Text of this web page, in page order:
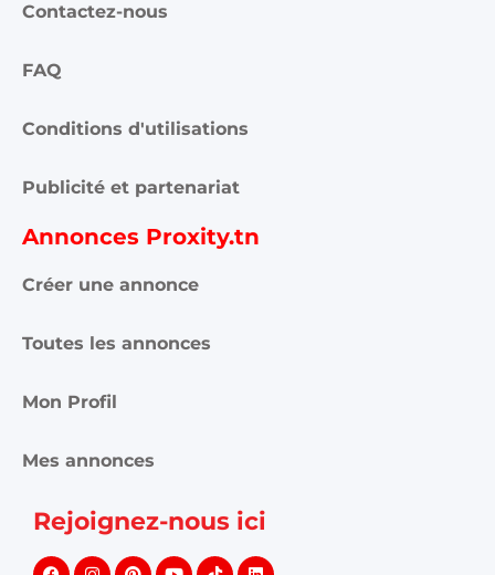
Contactez-nous
FAQ
Conditions d'utilisations
Publicité et partenariat
Annonces Proxity.tn
Créer une annonce
Toutes les annonces
Mon Profil
Mes annonces
Rejoignez-nous ici